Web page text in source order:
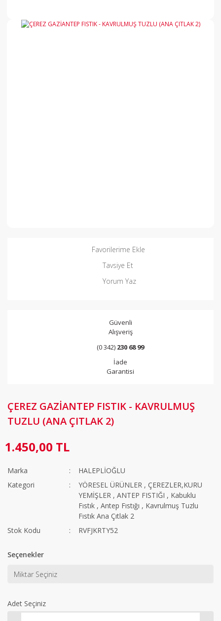
Favorilerime Ekle
Tavsiye Et
Yorum Yaz
Güvenli
Alışveriş
(0 342) 230 68 99
İade
Garantisi
ÇEREZ GAZİANTEP FISTIK - KAVRULMUŞ
TUZLU (ANA ÇITLAK 2)
1.450,00 TL
Marka
HALEPLİOĞLU
Kategori
YÖRESEL ÜRÜNLER , ÇEREZLER,KURU
YEMİŞLER ,ANTEP FISTIĞI , Kabuklu
Fıstık ,Antep Fıstığı , Kavrulmuş Tuzlu
Fıstık Ana Çıtlak 2
Stok Kodu
RVFJKRTY52
Seçenekler
Adet Seçiniz